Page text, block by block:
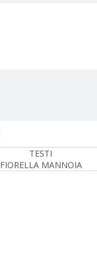
TESTI
FIORELLA MANNOIA